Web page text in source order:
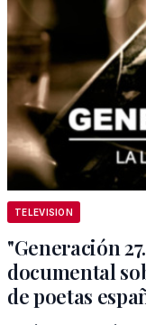
TELEVISION
"Generación
documental
de poetas